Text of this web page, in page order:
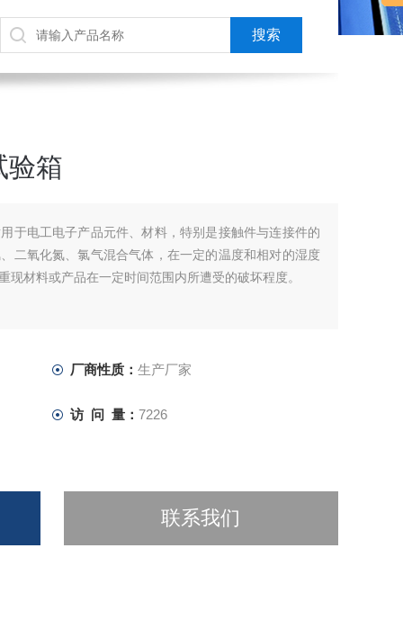
验箱
于电工电子产品元件、材料，特别是接触件与连接件的
二氧化氮、氯气混合气体，在一定的温度和相对的湿度
现材料或产品在一定时间范围内所遭受的破坏程度。
厂商性质： 生产厂家
访 问 量： 7226
联系我们